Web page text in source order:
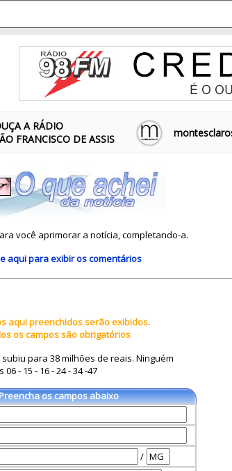
A RÁDIO
FRANCISCO DE ASSIS
você aprimorar a notícia, completando-a.
aquipara exibir os comentários
aqui preenchidos serão exibidos.
os campos são obrigatórios
para 38 milhões de reais. Ninguém
- 15 - 16 - 24 - 34 -47
os campos abaixo
/